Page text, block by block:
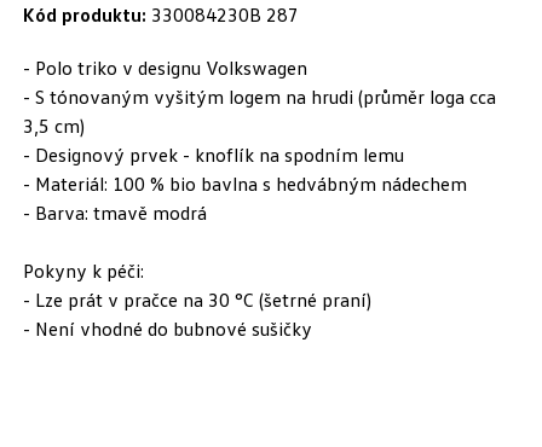
Kód produktu: 330084230B 287
- Polo triko v designu Volkswagen
- S tónovaným vyšitým logem na hrudi (průměr loga cca
3,5 cm)
- Designový prvek - knoflík na spodním lemu
- Materiál: 100 % bio bavlna s hedvábným nádechem
- Barva: tmavě modrá
Pokyny k péči:
- Lze prát v pračce na 30 °C (šetrné praní)
- Není vhodné do bubnové sušičky